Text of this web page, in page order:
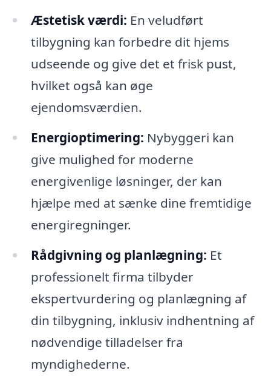
Æstetisk værdi: En veludført
tilbygning kan forbedre dit hjems
udseende og give det et frisk pust,
hvilket også kan øge
ejendomsværdien.
Energioptimering: Nybyggeri kan
give mulighed for moderne
energivenlige løsninger, der kan
hjælpe med at sænke dine fremtidige
energiregninger.
Rådgivning og planlægning: Et
professionelt firma tilbyder
ekspertvurdering og planlægning af
din tilbygning, inklusiv indhentning af
nødvendige tilladelser fra
myndighederne.